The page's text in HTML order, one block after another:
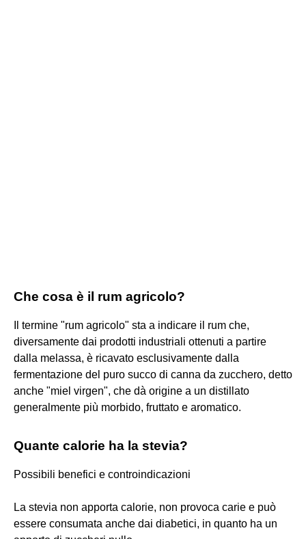
Che cosa è il rum agricolo?
Il termine "rum agricolo" sta a indicare il rum che,
diversamente dai prodotti industriali ottenuti a partire
dalla melassa, è ricavato esclusivamente dalla
fermentazione del puro succo di canna da zucchero, detto
anche "miel virgen", che dà origine a un distillato
generalmente più morbido, fruttato e aromatico.
Quante calorie ha la stevia?
Possibili benefici e controindicazioni
La stevia non apporta calorie, non provoca carie e può
essere consumata anche dai diabetici, in quanto ha un